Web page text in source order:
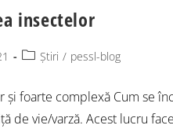
insectelor
Știri / pessl-blog
și foarte complexă Cum se
de vie/varză. Acest lucru